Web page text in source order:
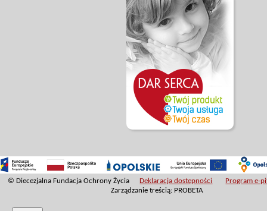
© Diecezjalna Fundacja Ochrony Życia Deklaracja dostępności
Program e-
Zarządzanie treścią: PROBETA